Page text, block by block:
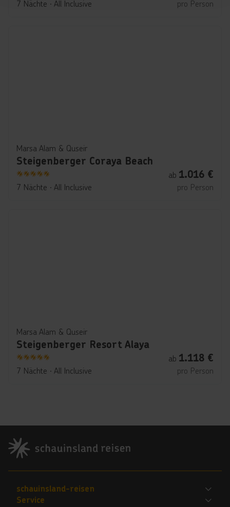
7 Nächte ∙ All Inclusive pro Person
Marsa Alam & Quseir
Steigenberger Coraya Beach
5
7 Nächte ∙ All Inclusive
ab 1.016 €
pro Person
Marsa Alam & Quseir
Steigenberger Resort Alaya
5
7 Nächte ∙ All Inclusive
ab 1.118 €
pro Person
Footer navigation
schauinsland-reisen
Service